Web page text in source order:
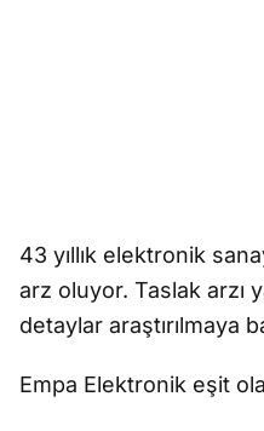
43 yıllık elektronik
arz oluyor. Taslak arzı
detaylar araştırılmaya
Empa Elektronik eşit